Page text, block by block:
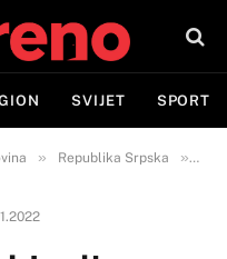
SVIJET SPORT
» Republika Srpska »